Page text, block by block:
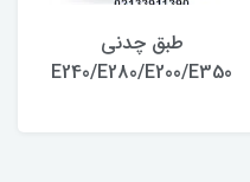
طبق چدنی
E240/E280/E200/E350